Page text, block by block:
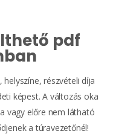
pdf
részvételi díja
képest. A változás oka
vagy előre nem látható
a túravezetőnél!